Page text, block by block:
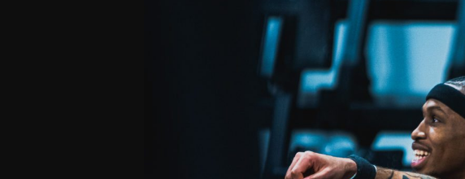
Offres Hospitalités
Courtside Club
Central House